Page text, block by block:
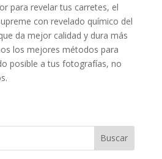
para revelar tus carretes, el
con revelado químico del
da mejor calidad y dura más
los mejores métodos para
posible a tus fotografías, no
Buscar